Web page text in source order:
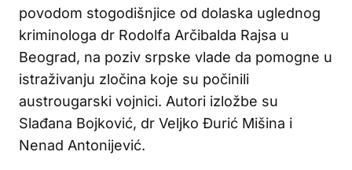
povodom stogodišnjice od dolaska uglednog
kriminologa dr Rodolfa Arčibalda Rajsa u
Beograd, na poziv srpske vlade da pomogne u
istraživanju zločina koje su počinili
austrougarski vojnici. Autori izložbe su
Slađana Bojković, dr Veljko Đurić Mišina i
Nenad Antonijević.